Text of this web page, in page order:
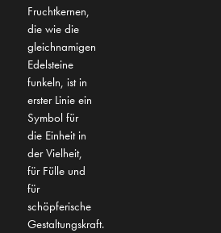
Fruchtkernen,
die wie die
gleichnamigen
Edelsteine
funkeln, ist in
erster Linie ein
Symbol für
die Einheit in
der Vielheit,
für Fülle und
für
schöpferische
Gestaltungskraft.